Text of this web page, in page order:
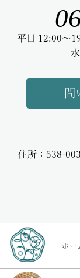
平日 12:00～
問
住所：538-
ホー